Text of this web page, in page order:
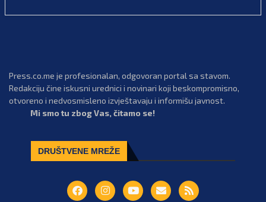
Press.co.me je profesionalan, odgovoran portal sa stavom.
Redakciju čine iskusni urednici i novinari koji beskompromisno,
otvoreno i nedvosmisleno izvještavaju i informišu javnost.
Mi smo tu zbog Vas, čitamo se!
DRUŠTVENE MREŽE